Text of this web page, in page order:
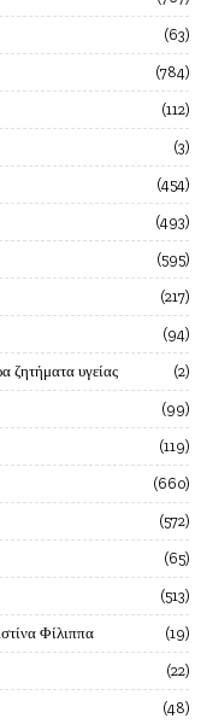
63
784
112
3
454
493
595
217
94
ζητήματα υγείας 2
99
119
660
572
65
513
Φίλιππα 19
22
48